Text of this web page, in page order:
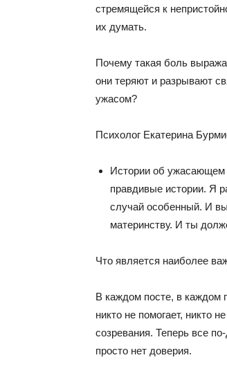
стремящейся к
их думать.
Почему такая боль
они теряют и разрывают
ужасом?
Психолог Екатерина
Истории об ужасающем
правдивые истории. Я
случай особенный. И
материнству. И ты
Что является наиболее
В каждом посте, в каждом
никто не помогает, никто
созревания. Теперь все
просто нет доверия.